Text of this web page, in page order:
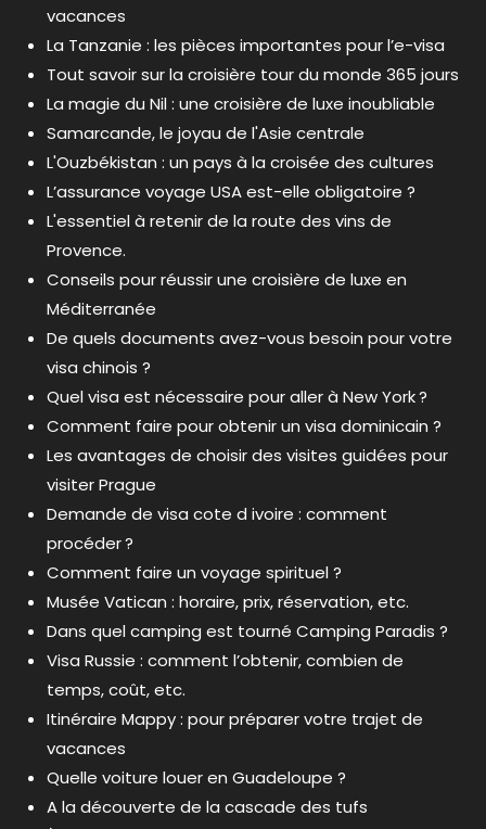
vacances
La Tanzanie : les pièces importantes pour l’e-visa
Tout savoir sur la croisière tour du monde 365 jours
La magie du Nil : une croisière de luxe inoubliable
Samarcande, le joyau de l'Asie centrale
L'Ouzbékistan : un pays à la croisée des cultures
L’assurance voyage USA est-elle obligatoire ?
L'essentiel à retenir de la route des vins de
Provence.
Conseils pour réussir une croisière de luxe en
Méditerranée
De quels documents avez-vous besoin pour votre
visa chinois ?
Quel visa est nécessaire pour aller à New York ?
Comment faire pour obtenir un visa dominicain ?
Les avantages de choisir des visites guidées pour
visiter Prague
Demande de visa cote d ivoire : comment
procéder ?
Comment faire un voyage spirituel ?
Musée Vatican : horaire, prix, réservation, etc.
Dans quel camping est tourné Camping Paradis ?
Visa Russie : comment l’obtenir, combien de
temps, coût, etc.
Itinéraire Mappy : pour préparer votre trajet de
vacances
Quelle voiture louer en Guadeloupe ?
A la découverte de la cascade des tufs